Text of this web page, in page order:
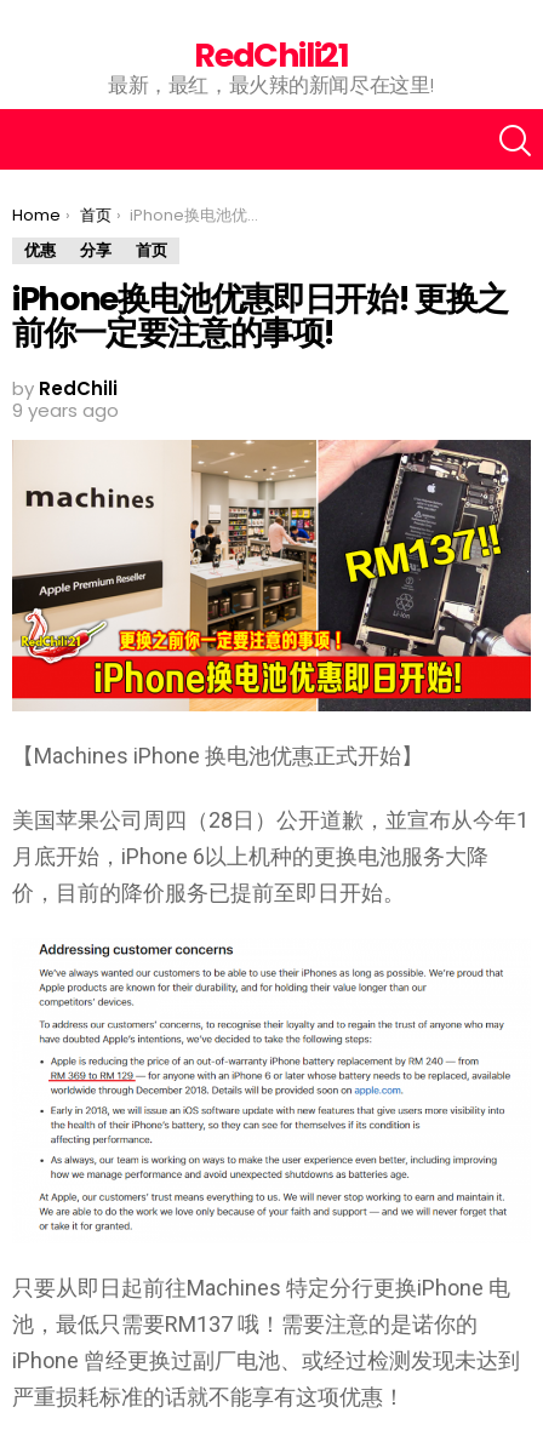
RedChili21
最新，最红，最火辣的新闻尽在这里!
You are here:
Home 首页
iPhone换电池优惠即日开始! 更换之前你一定要注意的事项!
优惠
分享 首页
iPhone换电池优惠即日开始! 更换之
前你一定要注意的事项!
by RedChili
9 years ago
【Machines iPhone 换电池优惠正式开始】
美国苹果公司周四（28日）公开道歉，並宣布从今年1
月底开始，iPhone 6以上机种的更换电池服务大降
价，目前的降价服务已提前至即日开始。
只要从即日起前往Machines 特定分行更换iPhone 电
池，最低只需要RM137 哦！需要注意的是诺你的
iPhone 曾经更换过副厂电池、或经过检测发现未达到
严重损耗标准的话就不能享有这项优惠！